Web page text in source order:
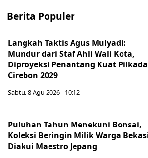
Berita Populer
Langkah Taktis Agus Mulyadi:
Mundur dari Staf Ahli Wali Kota,
Diproyeksi Penantang Kuat Pilkada
Cirebon 2029
Sabtu, 8 Agu 2026 - 10:12
Puluhan Tahun Menekuni Bonsai,
Koleksi Beringin Milik Warga Bekasi
Diakui Maestro Jepang